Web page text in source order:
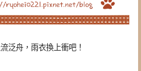
泛舟，雨衣換上衝吧！